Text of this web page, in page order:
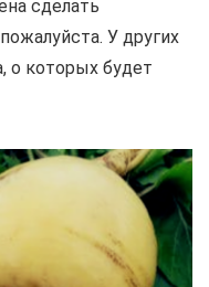
сделать
У других
о которых будет